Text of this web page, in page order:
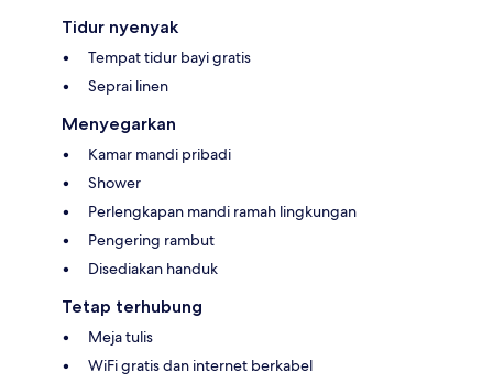
Tidur nyenyak
Tempat tidur bayi gratis
Seprai linen
Menyegarkan
Kamar mandi pribadi
Shower
Perlengkapan mandi ramah lingkungan
Pengering rambut
Disediakan handuk
Tetap terhubung
Meja tulis
WiFi gratis dan internet berkabel